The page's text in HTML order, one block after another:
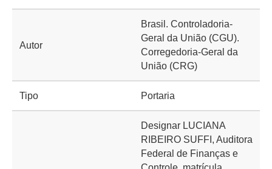
Autor
Brasil. Controladoria-
Geral da União (CGU).
Corregedoria-Geral da
União (CRG)
Tipo Portaria
Designar LUCIANA
RIBEIRO SUFFI, Auditora
Federal de Finanças e